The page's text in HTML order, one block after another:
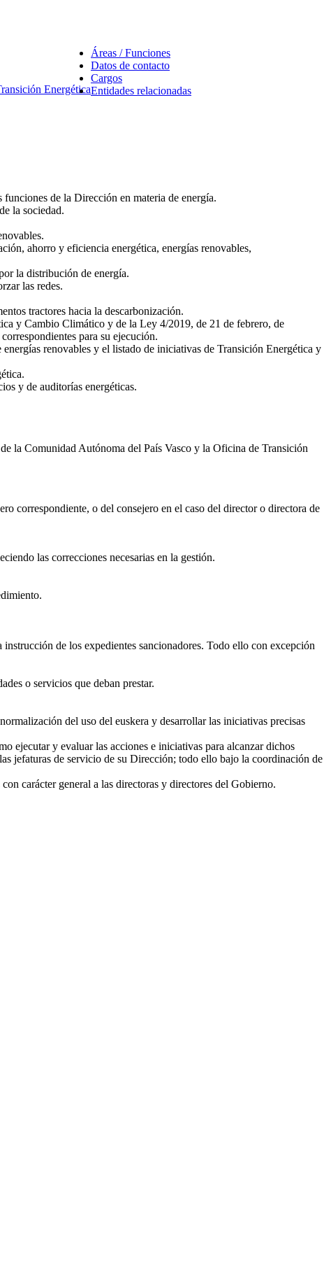
Energética
Áreas / Funciones
Datos de contacto
Cargos
Entidades relacionadas
de la Dirección en materia de energía.
la sociedad.
ahorro y eficiencia energética, energías renovables,
la distribución de energía.
las redes.
tractores hacia la descarbonización.
y Cambio Climático y de la Ley 4/2019, de 21 de febrero, de
para su ejecución.
renovables y el listado de iniciativas de Transición Energética y
y de auditorías energéticas.
la Comunidad Autónoma del País Vasco y la Oficina de Transición
correspondiente, o del consejero en el caso del director o directora de
las correcciones necesarias en la gestión.
de los expedientes sancionadores. Todo ello con excepción
o servicios que deban prestar.
del uso del euskera y desarrollar las iniciativas precisas
ejecutar y evaluar las acciones e iniciativas para alcanzar dichos
jefaturas de servicio de su Dirección; todo ello bajo la coordinación de
carácter general a las directoras y directores del Gobierno.